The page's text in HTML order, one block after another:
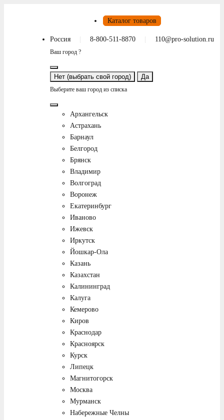
Каталог товаров
Россия 8-800-511-8870 110@pro-solution.ru
Ваш город ?
Нет (выбрать свой город) Да
Выберите ваш город из списка
Архангельск
Астрахань
Барнаул
Белгород
Брянск
Владимир
Волгоград
Воронеж
Екатеринбург
Иваново
Ижевск
Иркутск
Йошкар-Ола
Казань
Казахстан
Калининград
Калуга
Кемерово
Киров
Краснодар
Красноярск
Курск
Липецк
Магнитогорск
Москва
Мурманск
Набережные Челны